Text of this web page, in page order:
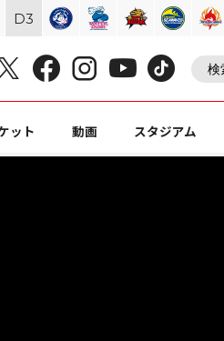
ット 動画 スタジアム
D3